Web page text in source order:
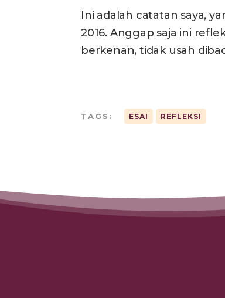
Ini adalah catatan saya,
2016. Anggap saja ini
berkenan, tidak usah
TAGS: ESAI REFLEKSI